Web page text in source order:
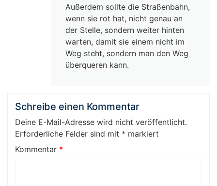
Außerdem sollte die Straßenbahn,
wenn sie rot hat, nicht genau an
der Stelle, sondern weiter hinten
warten, damit sie einem nicht im
Weg steht, sondern man den Weg
überqueren kann.
Schreibe einen Kommentar
Deine E-Mail-Adresse wird nicht veröffentlicht.
Erforderliche Felder sind mit * markiert
Kommentar *